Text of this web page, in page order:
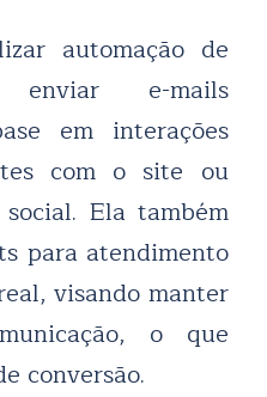
automação de
e-mails
em interações
com o site ou
Ela também
para atendimento
visando manter
o que
conversão.